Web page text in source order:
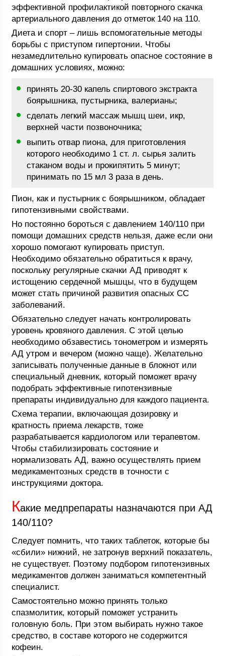
эффективной профилактикой повторного скачка
артериального давления до отметок 140 на 110.
Диета и спорт – лишь вспомогательные методы
борьбы с приступом гипертонии. Чтобы
незамедлительно купировать опасное состояние в
домашних условиях, можно:
принять 20-30 капель спиртового экстракта
боярышника, пустырника, валерианы;
сделать легкий массаж мышц шеи, икр,
верхней части позвоночника;
выпить отвар пиона, для приготовления
которого необходимо 1 ст. л. сырья залить
стаканом воды и прокипятить 5 минут;
принимать по 15 мл 3 раза в день.
Пион, как и пустырник с боярышником, обладает
гипотензивными свойствами.
Но постоянно бороться с давлением 140/110 при
помощи домашних средств нельзя, даже если они
хорошо помогают купировать приступ.
Необходимо обязательно обратиться к врачу,
поскольку регулярные скачки АД приводят к
истощению сердечной мышцы, что в будущем
может стать причиной развития опасных СС
заболеваний.
Обязательно следует начать контролировать
уровень кровяного давления. С этой целью
необходимо обзавестись тонометром и измерять
АД утром и вечером (можно чаще). Желательно
записывать полученные данные в блокнот или
специальный дневник, который поможет врачу
подобрать эффективные гипотензивные
препараты индивидуально для каждого пациента.
Схема терапии, включающая дозировку и
кратность приема лекарств, тоже
разрабатывается кардиологом или терапевтом.
Чтобы стабилизировать состояние и
нормализовать АД, важно осуществлять прием
медикаментозных средств в точности с
инструкциями доктора.
Какие медпрепараты назначаются при АД
140/110?
Следует помнить, что таких таблеток, которые бы
«сбили» нижний, не затронув верхний показатель,
не существует. Поэтому подбором гипотензивных
медикаментов должен заниматься компетентный
специалист.
Самостоятельно можно принять только
спазмолитик, который поможет устранить
головную боль. При этом выбирать нужно такое
средство, в составе которого не содержится
кофеин.